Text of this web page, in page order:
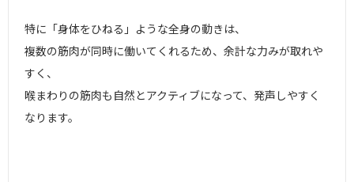
特に「身体をひねる」ような全身の動きは、
複数の筋肉が同時に働いてくれるため、余計な力みが取れや
すく、
喉まわりの筋肉も自然とアクティブになって、発声しやすく
なります。